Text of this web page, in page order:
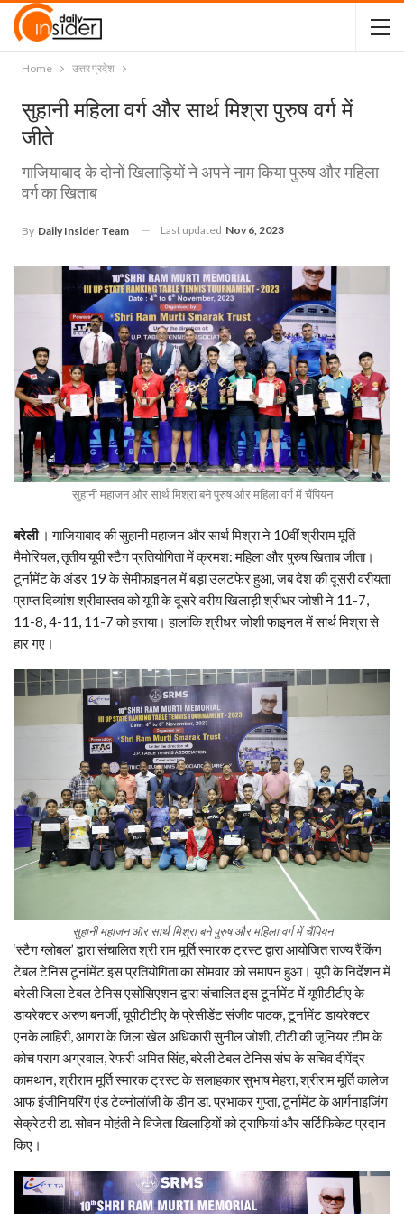
Home उत्तर प्रदेश
सुहानी महिला वर्ग और सार्थ मिश्रा पुरुष वर्ग में
जीते
गाजियाबाद के दोनों खिलाड़ियों ने अपने नाम किया पुरुष और महिला
वर्ग का खिताब
By Daily Insider Team Last updated Nov 6, 2023
सुहानी महाजन और सार्थ मिश्रा बने पुरुष और महिला वर्ग में चैंपियन
बरेली। गाजियाबाद की सुहानी महाजन और सार्थ मिश्रा ने 10वीं श्रीराम मूर्ति
मैमोरियल, तृतीय यूपी स्टैग प्रतियोगिता में क्रमश: महिला और पुरुष खिताब जीता।
टूर्नामेंट के अंडर 19 के सेमीफाइनल में बड़ा उलटफेर हुआ, जब देश की दूसरी वरीयता
प्राप्त दिव्यांश श्रीवास्तव को यूपी के दूसरे वरीय खिलाड़ी श्रीधर जोशी ने 11-7,
11-8, 4-11, 11-7 को हराया। हालांकि श्रीधर जोशी फाइनल में सार्थ मिश्रा से
हार गए।
सुहानी महाजन और सार्थ मिश्रा बने पुरुष और महिला वर्ग में चैंपियन
‘स्टैग ग्लोबल’ द्वारा संचालित श्री राम मूर्ति स्मारक ट्रस्ट द्वारा आयोजित राज्य रैंकिंग
टेबल टेनिस टूर्नामेंट इस प्रतियोगिता का सोमवार को समापन हुआ। यूपी के निर्देशन में
बरेली जिला टेबल टेनिस एसोसिएशन द्वारा संचालित इस टूर्नामेंट में यूपीटीटीए के
डायरेक्टर अरुण बनर्जी, यूपीटीटीए के प्रेसीडेंट संजीव पाठक, टूर्नामेंट डायरेक्टर
एनके लाहिरी, आगरा के जिला खेल अधिकारी सुनील जोशी, टीटी की जूनियर टीम के
कोच पराग अग्रवाल, रेफरी अमित सिंह, बरेली टेबल टेनिस संघ के सचिव दीपेंद्र
कामथान, श्रीराम मूर्ति स्मारक ट्रस्ट के सलाहकार सुभाष मेहरा, श्रीराम मूर्ति कालेज
आफ इंजीनियरिंग एंड टेक्नोलॉजी के डीन डा. प्रभाकर गुप्ता, टूर्नामेंट के आर्गनाइजिंग
सेक्रेटरी डा. सोवन मोहंती ने विजेता खिलाड़ियों को ट्राफियां और सर्टिफिकेट प्रदान
किए।